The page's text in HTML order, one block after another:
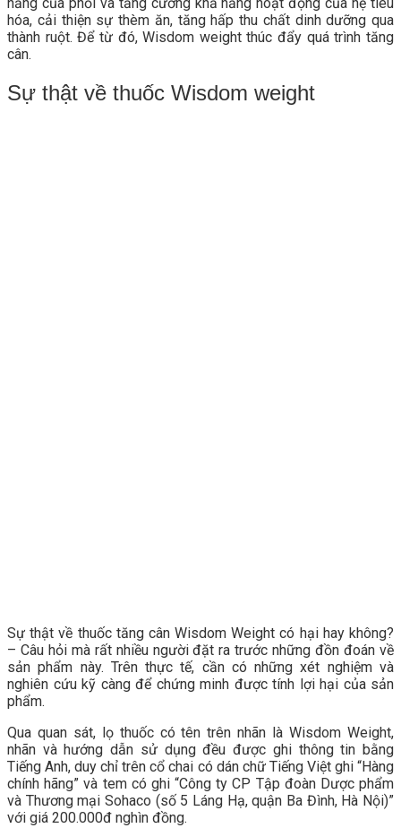
hóa, cải thiện sự thèm ăn, tăng hấp thu chất dinh dưỡng qua
thành ruột. Để từ đó, Wisdom weight thúc đẩy quá trình tăng
cân.
Sự thật về thuốc Wisdom weight
Sự thật về thuốc tăng cân Wisdom Weight có hại hay không?
– Câu hỏi mà rất nhiều người đặt ra trước những đồn đoán về
sản phẩm này. Trên thực tế, cần có những xét nghiệm và
nghiên cứu kỹ càng để chứng minh được tính lợi hại của sản
phẩm.
Qua quan sát, lọ thuốc có tên trên nhãn là Wisdom Weight,
nhãn và hướng dẫn sử dụng đều được ghi thông tin bằng
Tiếng Anh, duy chỉ trên cổ chai có dán chữ Tiếng Việt ghi “Hàng
chính hãng” và tem có ghi “Công ty CP Tập đoàn Dược phẩm
và Thương mại Sohaco (số 5 Láng Hạ, quận Ba Đình, Hà Nội)”
với giá 200.000đ nghìn đồng.